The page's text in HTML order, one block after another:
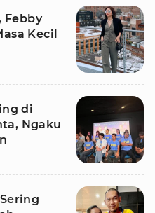
Febby
Kecil
di
Ngaku